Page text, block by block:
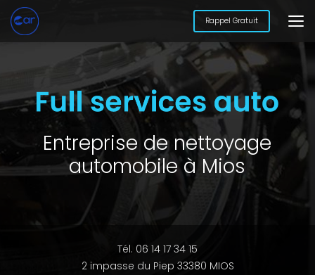
Aller
au
contenu
principal
Rappel Gratuit
Entreprise de nettoyage
automobile à Mios
Tél. 06 14 17 34 15
2 impasse du Piep 33380 MIOS